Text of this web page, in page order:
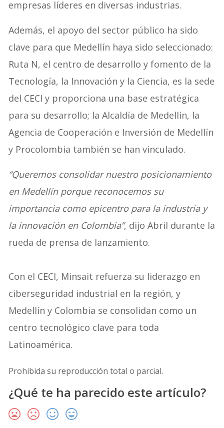
empresas líderes en diversas industrias.
Además, el apoyo del sector público ha sido
clave para que Medellín haya sido seleccionado:
Ruta N, el centro de desarrollo y fomento de la
Tecnología, la Innovación y la Ciencia, es la sede
del CECI y proporciona una base estratégica
para su desarrollo; la Alcaldía de Medellín, la
Agencia de Cooperación e Inversión de Medellín
y Procolombia también se han vinculado.
“Queremos consolidar nuestro posicionamiento
en Medellín porque reconocemos su
importancia como epicentro para la industria y
la innovación en Colombia”, dijo Abril durante la
rueda de prensa de lanzamiento.
Con el CECI, Minsait refuerza su liderazgo en
ciberseguridad industrial en la región, y
Medellín y Colombia se consolidan como un
centro tecnológico clave para toda
Latinoamérica.
Prohibida su reproducción total o parcial.
¿Qué te ha parecido este artículo?